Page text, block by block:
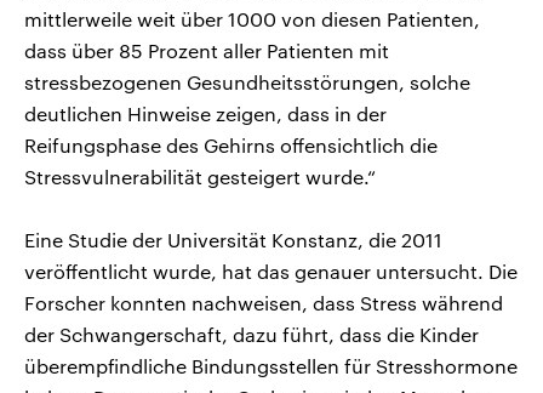
mittlerweile weit über 1000 von diesen Patienten,
dass über 85 Prozent aller Patienten mit
stressbezogenen Gesundheitsstörungen, solche
deutlichen Hinweise zeigen, dass in der
Reifungsphase des Gehirns offensichtlich die
Stressvulnerabilität gesteigert wurde.“
Eine Studie der Universität Konstanz, die 2011
veröffentlicht wurde, hat das genauer untersucht. Die
Forscher konnten nachweisen, dass Stress während
der Schwangerschaft, dazu führt, dass die Kinder
überempfindliche Bindungsstellen für Stresshormone